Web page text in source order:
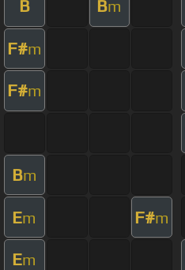
B Bm
F#m
F#m
Bm
Em F#m
Em